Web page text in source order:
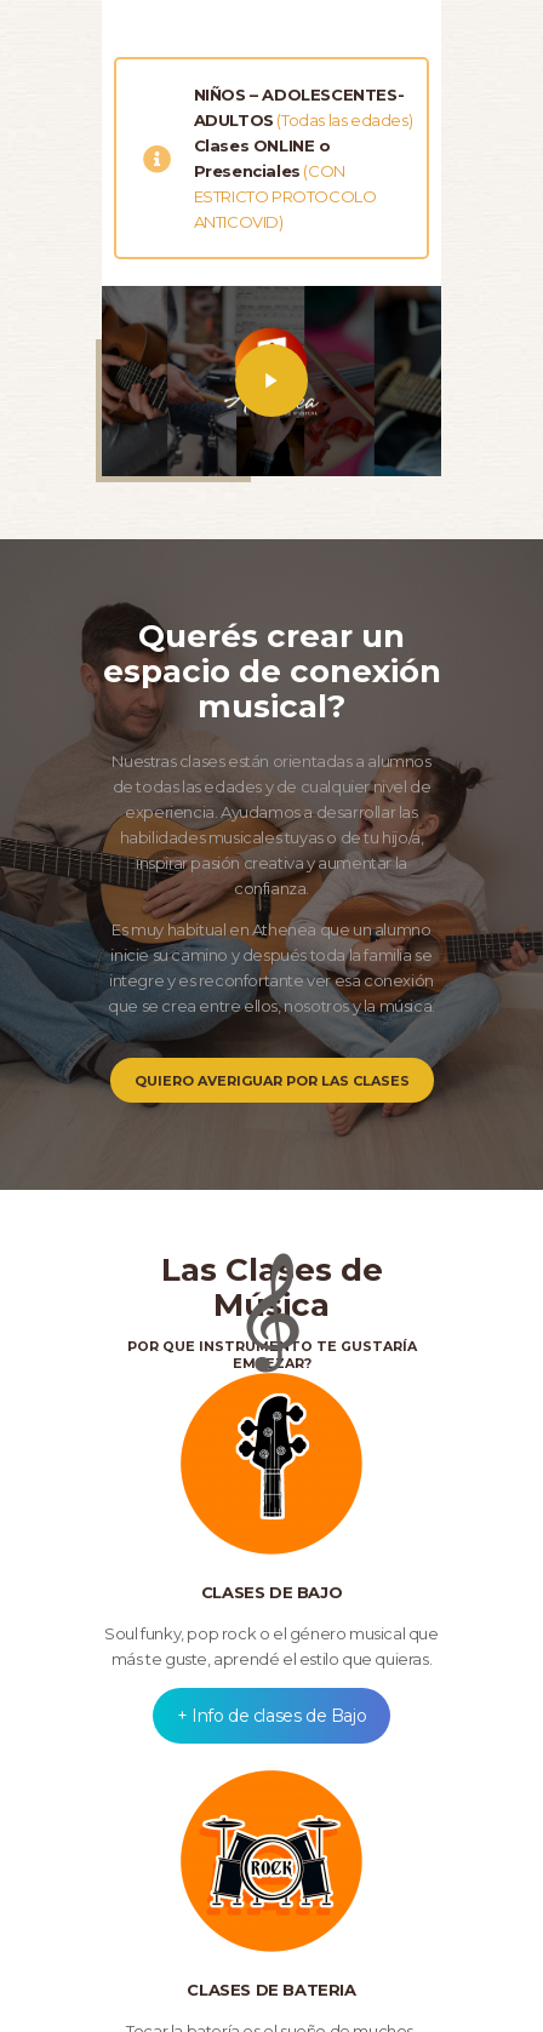
NIÑOS – ADOLESCENTES-
ADULTOS (Todas las edades)
Clases ONLINE o
Presenciales (CON
ESTRICTO PROTOCOLO
ANTICOVID)
Querés crear un
espacio de conexión
musical?
Nuestras clases están orientadas a alumnos
de todas las edades y de cualquier nivel de
experiencia. Ayudamos a desarrollar las
habilidades musicales tuyas o de tu hijo/a,
inspirar pasión creativa y aumentar la
confianza.
Es muy habitual en Athenea que un alumno
inicie su camino y después toda la familia se
integre y es reconfortante ver esa conexión
que se crea entre ellos, nosotros y la música.
QUIERO AVERIGUAR POR LAS CLASES
Las Clases de
Música
POR QUE INSTRUMENTO TE GUSTARÍA
EMPEZAR?
CLASES DE BAJO
Soul funky, pop rock o el género musical que
más te guste, aprendé el estilo que quieras.
+ Info de clases de Bajo
CLASES DE BATERIA